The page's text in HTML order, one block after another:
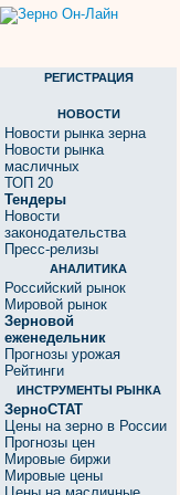
РЕГИСТРАЦИЯ
НОВОСТИ
Новости рынка зерна
Новости рынка
масличных
ТОП 20
Тендеры
Новости
законодательства
Пресс-релизы
АНАЛИТИКА
Российский рынок
Мировой рынок
Зерновой
еженедельник
Прогнозы урожая
Рейтинги
ИНСТРУМЕНТЫ РЫНКА
ЗерноСТАТ
Цены на зерно в России
Прогнозы цен
Мировые биржи
Мировые цены